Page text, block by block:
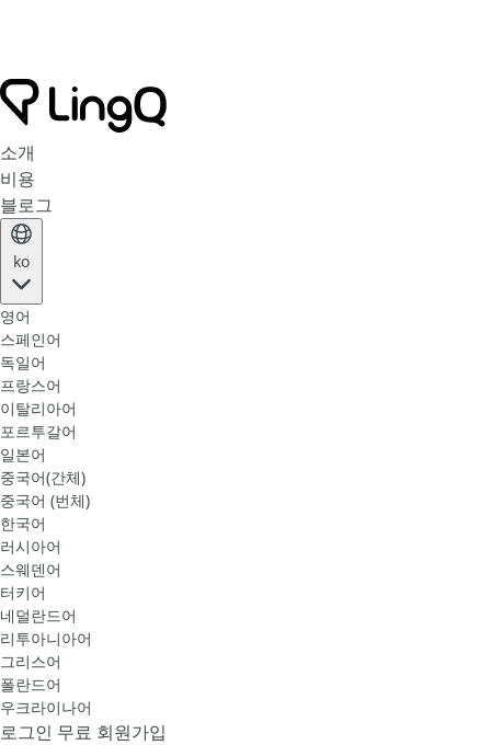
소개
비용
블로그
ko
영어
스페인어
독일어
프랑스어
이탈리아어
포르투갈어
일본어
중국어(간체)
중국어 (번체)
한국어
러시아어
스웨덴어
터키어
네덜란드어
리투아니아어
그리스어
폴란드어
우크라이나어
로그인 무료 회원가입